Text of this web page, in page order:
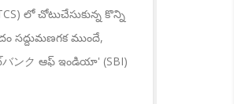
లో చోటుచేసుకున్న కొన్ని
సద్దుమణగక ముందే,
バンク ఆఫ్ ఇండియా' (SBI)